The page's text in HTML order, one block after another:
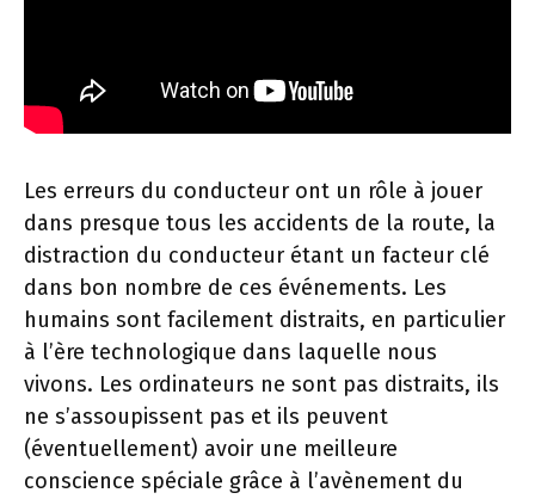
Les erreurs du conducteur ont un rôle à jouer
dans presque tous les accidents de la route, la
distraction du conducteur étant un facteur clé
dans bon nombre de ces événements. Les
humains sont facilement distraits, en particulier
à l’ère technologique dans laquelle nous
vivons. Les ordinateurs ne sont pas distraits, ils
ne s’assoupissent pas et ils peuvent
(éventuellement) avoir une meilleure
conscience spéciale grâce à l’avènement du